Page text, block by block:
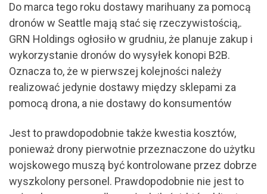
Do marca tego roku dostawy marihuany za pomocą
dronów w Seattle mają stać się rzeczywistością,.
GRN Holdings ogłosiło w grudniu, że planuje zakup i
wykorzystanie dronów do wysyłek konopi B2B.
Oznacza to, że w pierwszej kolejności należy
realizować jedynie dostawy między sklepami za
pomocą drona, a nie dostawy do konsumentów
Jest to prawdopodobnie także kwestia kosztów,
ponieważ drony pierwotnie przeznaczone do użytku
wojskowego muszą być kontrolowane przez dobrze
wyszkolony personel. Prawdopodobnie nie jest to